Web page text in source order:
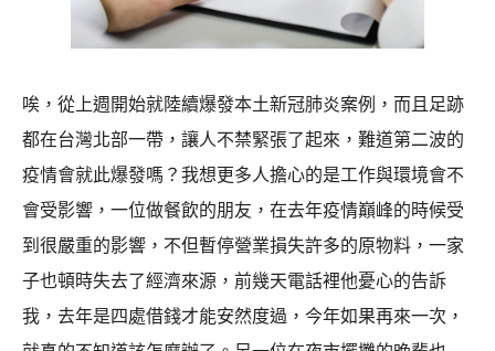
唉，從上週開始就陸續爆發本土新冠肺炎案例，而且足跡
都在台灣北部一帶，讓人不禁緊張了起來，難道第二波的
疫情會就此爆發嗎？我想更多人擔心的是工作與環境會不
會受影響，一位做餐飲的朋友，在去年疫情巔峰的時候受
到很嚴重的影響，不但暫停營業損失許多的原物料，一家
子也頓時失去了經濟來源，前幾天電話裡他憂心的告訴
我，去年是四處借錢才能安然度過，今年如果再來一次，